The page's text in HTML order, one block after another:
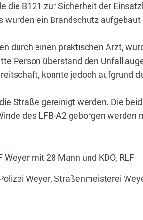
die B121 zur Sicherheit der
ein Brandschutz
durch einen praktischen Arzt,
Person überstand den Unfall
konnte jedoch aufgrund
Straße gereinigt werden. Die
des LFB-A2 geborgen werden
Weyer mit 28 Mann und KDO, RLF
Weyer, Straßenmeisterei